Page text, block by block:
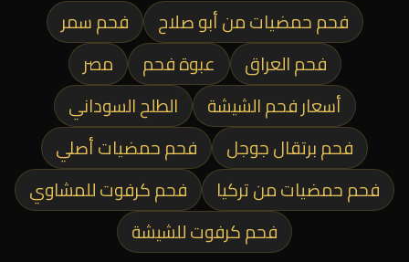
فحم حمضيات من أبو صلاح
فحم سمر
فحم العراق
عبوة فحم
مصر
أسعار فحم الشيشة
الطلح السوداني
فحم برتقال جوجل
فحم حمضيات أصلي
فحم حمضيات من تركيا
فحم كرفوت للمشاوي
فحم كرفوت للشيشة